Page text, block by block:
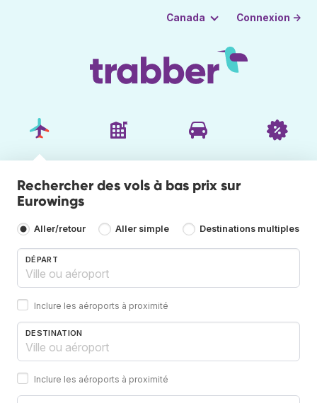
Canada Connexion →
Rechercher des vols à bas prix sur
Eurowings
Aller/retour Aller simple Destinations multiples
DÉPART
Inclure les aéroports à proximité
DESTINATION
Inclure les aéroports à proximité